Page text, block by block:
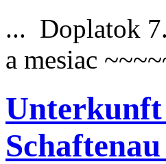
... Doplatok
a mesiac